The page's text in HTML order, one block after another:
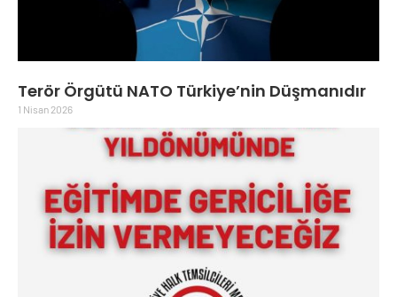
Terör Örgütü NATO Türkiye’nin Düşmanıdır
1 Nisan 2026